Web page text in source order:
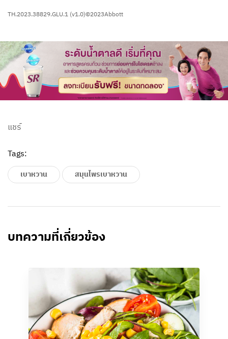
แชร์
Tags:
เบาหวาน สมุนไพรเบาหวาน
TH.2023.38829.GLU.1 (v1.0)©2023Abbott
บทความที่เกี่ยวข้อง